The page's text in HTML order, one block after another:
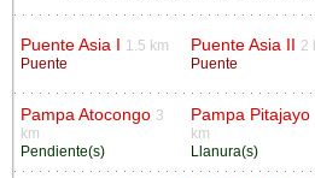
Puente Asia I
1.5 km
Puente
Puente Asia II
2
Puente
Pampa Atocongo 3
km
Pendiente(s)
Pampa Pitajayo
km
Llanura(s)